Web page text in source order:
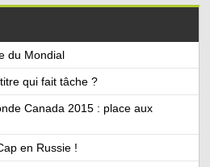
du Mondial
qui fait tâche ?
Canada 2015 : place aux
en Russie !